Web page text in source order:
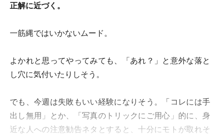
正解に近づく。
一筋縄ではいかないムード。
よかれと思ってやってみても、「あれ？」と意外な落と
し穴に気付いたりしそう。
でも、今週は失敗もいい経験になりそう。「コレには手
出し無用」とか、「写真のトリックにご用心」的に、身
近な人への注意勧告ネタとすると、十分にモトが取れそ